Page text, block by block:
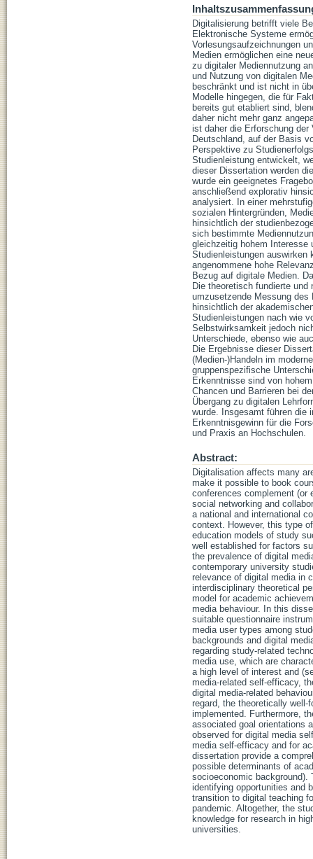
Digitalisierung betrifft viele
Elektronische Systeme
Vorlesungsaufzeichnungen
Medien ermöglichen eine
zu digitaler Mediennutzung
und Nutzung von digitalen
beschränkt und ist nicht in
Modelle hingegen, die für
bereits gut etabliert sind,
daher nicht mehr ganz
ist daher die Erforschung
Deutschland, auf der Basis
Perspektive zu
Studienleistung entwickelt,
dieser Dissertation werden
wurde ein geeignetes
anschließend explorativ
analysiert. In einer
sozialen Hintergründen,
hinsichtlich der
sich bestimmte
gleichzeitig hohem Interesse
Studienleistungen
angenommene hohe
Bezug auf digitale Medien.
Die theoretisch fundierte
umzusetzende Messung
hinsichtlich der
Studienleistungen nach wie
Selbstwirksamkeit jedoch
Unterschiede, ebenso wie
Die Ergebnisse dieser
(Medien-)Handeln im
gruppenspezifische
Erkenntnisse sind von
Chancen und Barrieren bei
Übergang zu digitalen
wurde. Insgesamt führen die
Erkenntnisgewinn für die
und Praxis an Hochschulen.
Abstract:
Digitalisation affects many
make it possible to book
conferences complement (or
social networking and
a national and international
context. However, this type
education models of study
well established for factors
the prevalence of digital
contemporary university
relevance of digital media in
interdisciplinary theoretical
model for academic
media behaviour. In this
suitable questionnaire
media user types among
backgrounds and digital
regarding study-related
media use, which are
a high level of interest and
media-related self-efficacy,
digital media-related
regard, the theoretically
implemented. Furthermore,
associated goal orientations
observed for digital media
media self-efficacy and for
dissertation provide a
possible determinants of
socioeconomic background).
identifying opportunities and
transition to digital teaching
pandemic. Altogether, the
knowledge for research in
universities.